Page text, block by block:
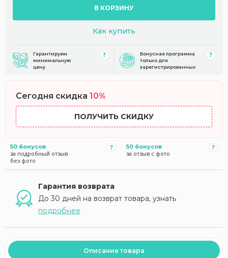
В КОРЗИНУ
Как купить
Гарантируем
минимальную
цену
Бонусная программа
только для
зарегистрированных
Сегодня скидка 10%
ПОЛУЧИТЬ СКИДКУ
50 бонусов
за подробный отзыв
без фото
50 бонусов
за отзыв с фото
Гарантия возврата
До 30 дней на возврат товара, узнать
подробнее
Описание товара